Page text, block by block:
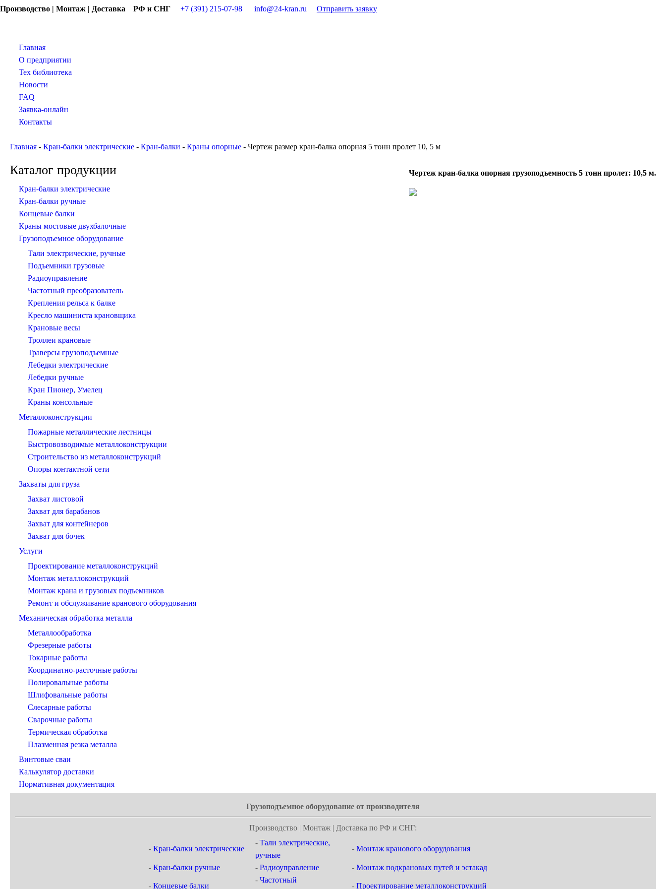
Производство | Монтаж | Доставка РФ и СНГ +7 (391) 215-07-98 info@24-kran.ru Отправить заявку
Главная
О предприятии
Тех библиотека
Новости
FAQ
Заявка-онлайн
Контакты
Главная - Кран-балки электрические - Кран-балки - Краны опорные - Чертеж размер кран-балка опорная 5 тонн пролет 10, 5 м
Чертеж кран-балка опорная грузоподъемность 5 тонн пролет: 10,5 м.
Каталог продукции
Кран-балки электрические
Кран-балки ручные
Концевые балки
Краны мостовые двухбалочные
Грузоподъемное оборудование
Тали электрические, ручные
Подъемники грузовые
Радиоуправление
Частотный преобразователь
Крепления рельса к балке
Кресло машиниста крановщика
Крановые весы
Троллеи крановые
Траверсы грузоподъемные
Лебедки электрические
Лебедки ручные
Кран Пионер, Умелец
Краны консольные
Металлоконструкции
Пожарные металлические лестницы
Быстровозводимые металлоконструкции
Строительство из металлоконструкций
Опоры контактной сети
Захваты для груза
Захват листовой
Захват для барабанов
Захват для контейнеров
Захват для бочек
Услуги
Проектирование металлоконструкций
Монтаж металлоконструкций
Монтаж крана и грузовых подъемников
Ремонт и обслуживание кранового оборудования
Механическая обработка металла
Металлообработка
Фрезерные работы
Токарные работы
Координатно-расточные работы
Полировальные работы
Шлифовальные работы
Слесарные работы
Сварочные работы
Термическая обработка
Плазменная резка металла
Винтовые сваи
Калькулятор доставки
Нормативная документация
Грузоподъемное оборудование от производителя
Производство | Монтаж | Доставка по РФ и СНГ:
- Кран-балки электрические
- Тали электрические,
ручные
- Монтаж кранового оборудования
- Кран-балки ручные - Радиоуправление - Монтаж подкрановых путей и эстакад
- Концевые балки
- Частотный
- Проектирование металлоконструкций